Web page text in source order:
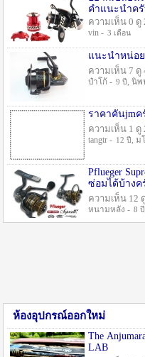
คำแนะนำค
ความเห็น 0 ดู
vin - 3 เดือน
แนะนำหน่อ
ความเห็น 7 ดู
ป๋าโก้ - 9 ปี , นิพ
ราคาคันjmค
ความเห็น 1 ดู
tangtr - 12 ปี , ม
Pflueger
ซ่อมได้บ้างค
ความเห็น 12
หนามหลัง - 8 ปี
ห้องอุปกรณ์ออกใหม่
The
LAB